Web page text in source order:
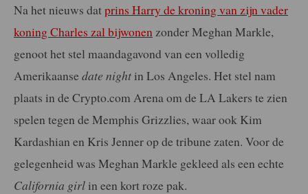
Na het nieuws datprins Harry de kroning van zijn vader
koning Charles zal bijwonen zonder Meghan Markle,
genoot het stel maandagavond van een volledig
Amerikaanse date night in Los Angeles. Het stel nam
plaats in de Crypto.com Arena om de LA Lakers te zien
spelen tegen de Memphis Grizzlies, waar ook Kim
Kardashian en Kris Jenner op de tribune zaten. Voor de
gelegenheid was Meghan Markle gekleed als een echte
California girl in een kort roze pak.